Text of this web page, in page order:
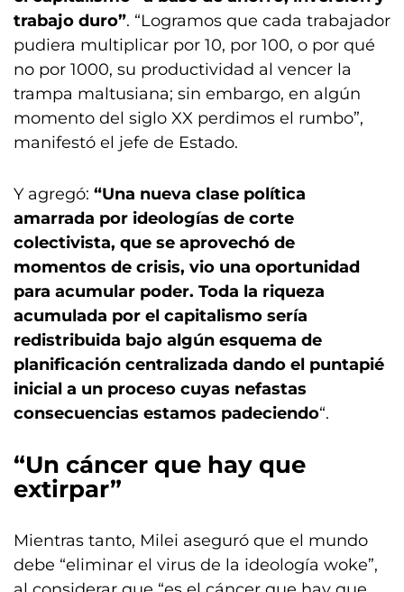
trabajo duro”. “Logramos que cada trabajador
pudiera multiplicar por 10, por 100, o por qué
no por 1000, su productividad al vencer la
trampa maltusiana; sin embargo, en algún
momento del siglo XX perdimos el rumbo”,
manifestó el jefe de Estado.
Y agregó: “Una nueva clase política
amarrada por ideologías de corte
colectivista, que se aprovechó de
momentos de crisis, vio una oportunidad
para acumular poder. Toda la riqueza
acumulada por el capitalismo sería
redistribuida bajo algún esquema de
planificación centralizada dando el puntapié
inicial a un proceso cuyas nefastas
consecuencias estamos padeciendo“.
“Un cáncer que hay que
extirpar”
Mientras tanto, Milei aseguró que el mundo
debe “eliminar el virus de la ideología woke”,